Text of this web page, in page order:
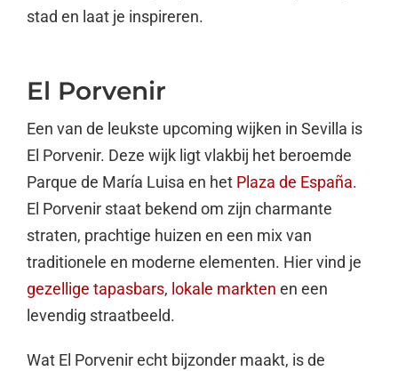
stad en laat je inspireren.
El Porvenir
Een van de leukste upcoming wijken in Sevilla is
El Porvenir. Deze wijk ligt vlakbij het beroemde
Parque de María Luisa en het Plaza de España.
El Porvenir staat bekend om zijn charmante
straten, prachtige huizen en een mix van
traditionele en moderne elementen. Hier vind je
gezellige tapasbars, lokale markten en een
levendig straatbeeld.
Wat El Porvenir echt bijzonder maakt, is de